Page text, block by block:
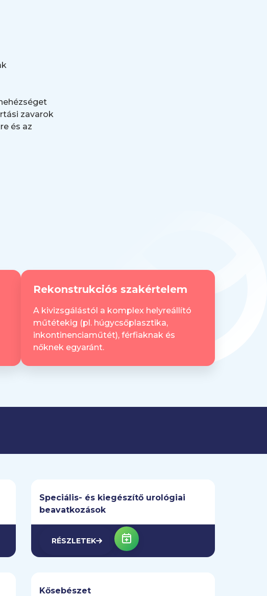
zavarok
és az
fontos,
Rekonstrukciós szakértelem
A kivizsgálástól a komplex helyreállító
műtétekig (pl. húgycsőplasztika,
inkontinenciaműtét), férfiaknak és
nőknek egyaránt.
Speciális- és kiegészítő urológiai
beavatkozások
RÉSZLETEK
Kősebészet